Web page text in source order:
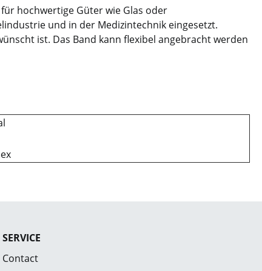
hochwertige Güter wie Glas oder
und in der Medizintechnik eingesetzt.
ist. Das Band kann flexibel angebracht werden
SERVICE
Contact